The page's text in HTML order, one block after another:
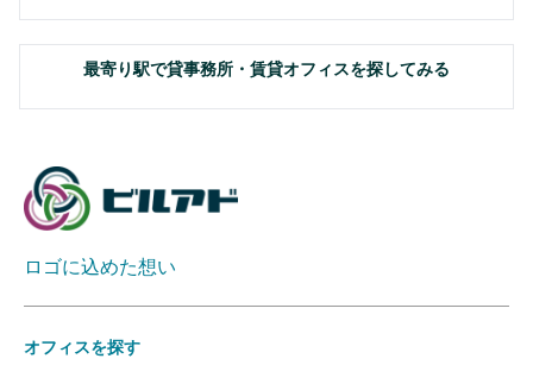
最寄り駅で貸事務所・賃貸オフィスを探してみる
ロゴに込めた想い
オフィスを探す